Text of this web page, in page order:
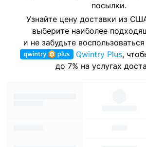
посылки.
Узнайте цену доставки из
выберите наиболее
и не забудьте
Qwintry Plus,
до 7% на услугах